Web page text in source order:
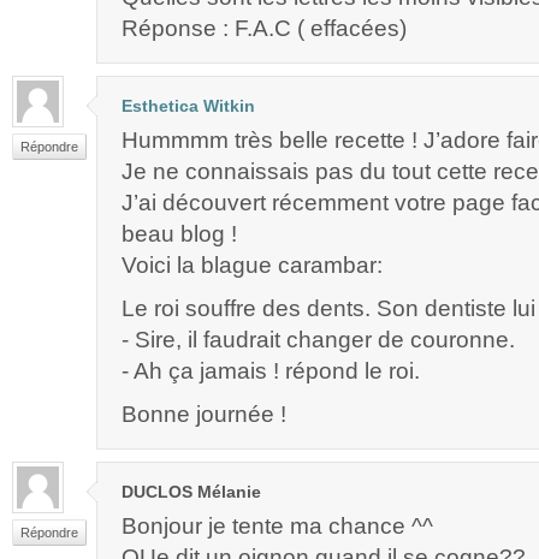
Réponse : F.A.C ( effacées)
Répondre
Esthetica Witkin
Hummmm très belle recette ! J’adore
Je ne connaissais pas du tout cette
J’ai découvert récemment votre page
beau blog !
Voici la blague carambar:
Le roi souffre des dents. Son dentiste lui
- Sire, il faudrait changer de couronne.
- Ah ça jamais ! répond le roi.
Bonne journée !
Répondre
DUCLOS Mélanie
Bonjour je tente ma chance ^^